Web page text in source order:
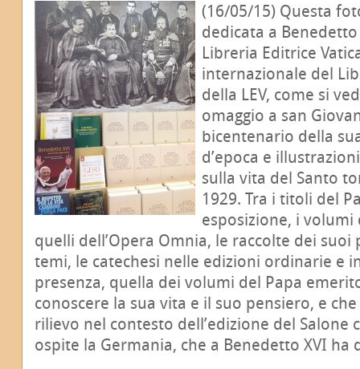
(16/05/15) Questa
dedicata a
Libreria Editrice
internazionale del
della LEV, come si
omaggio a san
bicentenario della
d’epoca e
sulla vita del Santo
1929. Tra i titoli del
esposizione, i
quelli dell’Opera Omnia, le raccolte dei suoi
temi, le catechesi nelle edizioni ordinarie e
presenza, quella dei volumi del Papa
conoscere la sua vita e il suo pensiero, e
rilievo nel contesto dell’edizione del Salone
ospite la Germania, che a Benedetto XVI ha